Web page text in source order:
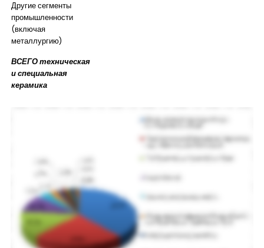
Другие сегменты
промышленности
(включая
металлургию)
ВСЕГО техническая
и специальная
керамика